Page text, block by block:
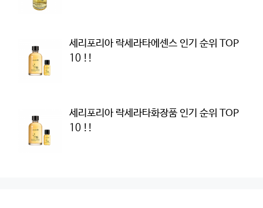
세리포리아 락세라타에센스 인기 순위 TOP
10 !!
세리포리아 락세라타화장품 인기 순위 TOP
10 !!